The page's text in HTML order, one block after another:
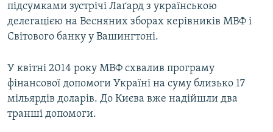
підсумками зустрічі Лаґард з українською
делегацією на Весняних зборах керівників МВФ і
Світового банку у Вашингтоні.
У квітні 2014 року МВФ схвалив програму
фінансової допомоги Україні на суму близько 17
мільярдів доларів. До Києва вже надійшли два
транші допомоги.